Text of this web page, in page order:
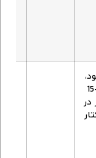
10-15
در